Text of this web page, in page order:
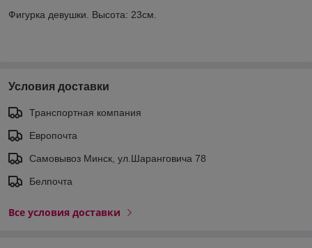
Фигурка девушки. Высота: 23см.
Условия доставки
Транспортная компания
Европочта
Самовывоз Минск, ул.Шаранговича 78
Белпочта
Все условия доставки